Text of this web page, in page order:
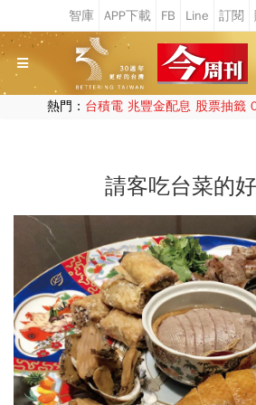
熱門： 台積電 兆豐金配息 股票抽籤
請客吃台菜的